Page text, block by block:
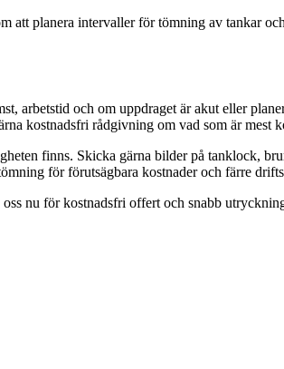
att planera intervaller för tömning av tankar
arbetstid och om uppdraget är akut eller
kostnadsfri rådgivning om vad som är mest
finns. Skicka gärna bilder på tanklock,
för förutsägbara kostnader och färre
nu för kostnadsfri offert och snabb